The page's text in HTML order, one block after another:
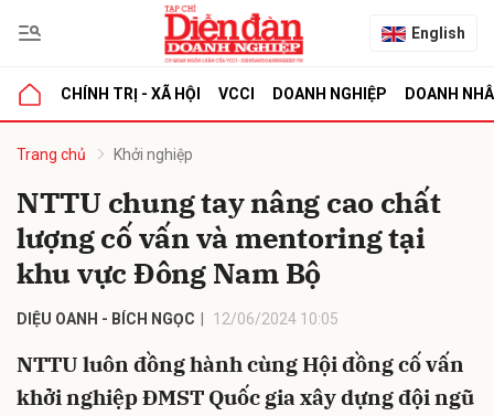
English
CHÍNH TRỊ - XÃ HỘI VCCI DOANH NGHIỆP DOANH
Trang chủ Khởi nghiệp
NTTU chung tay nâng cao chất
lượng cố vấn và mentoring tại
khu vực Đông Nam Bộ
DIỆU OANH - BÍCH NGỌC 12/06/2024 10:05
NTTU luôn đồng hành cùng Hội đồng cố vấn
khởi nghiệp ĐMST Quốc gia xây dựng đội ngũ
luận
Hủy